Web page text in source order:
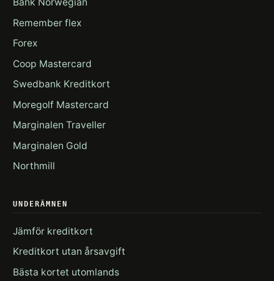
Bank Norwegian
Remember flex
Forex
Coop Mastercard
Swedbank Kreditkort
Moregolf Mastercard
Marginalen Traveller
Marginalen Gold
Northmill
UNDERÄMNEN
Jämför kreditkort
Kreditkort utan årsavgift
Bästa kortet utomlands